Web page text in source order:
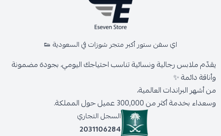
اي سفن ستور أكبر متجر شوزات في السعودية 👟
يقدّم ملابس رجالية ونسائية تناسب احتياجك اليومي، بجودة مضمونة
وأناقة دائمة ✨
من أشهر البراندات العالمية،
وسعداء بخدمة أكثر من 300,000 عميل حول المملكة.
السجل التجاري
2031106284